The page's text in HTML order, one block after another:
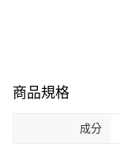
商品規格
成分